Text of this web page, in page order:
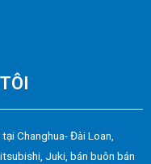
Changhua- Đài Loan,
Juki, bán buôn bán